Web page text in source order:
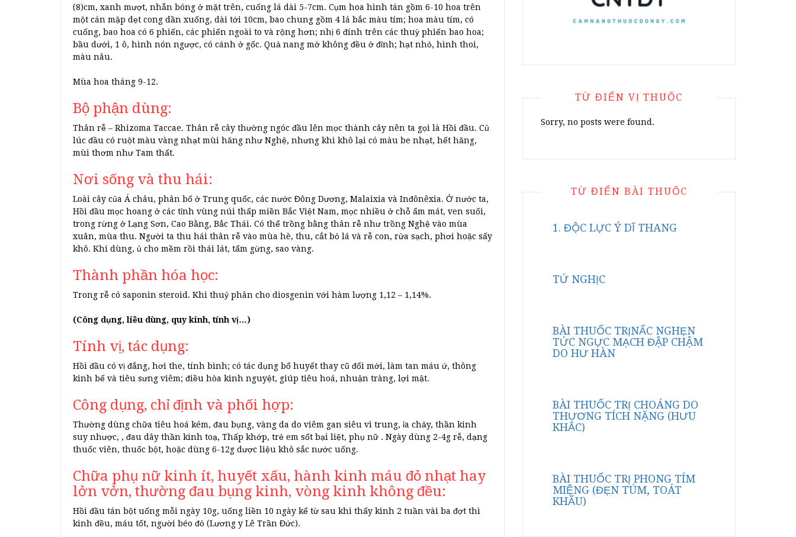
(8)cm, xanh mượt, nhẵn bóng ở mặt trên, cuống lá dài 5-7cm. Cụm hoa hình tán gồm 6-10 hoa trên
một cán mập dẹt cong dần xuống, dài tới 10cm, bao chung gồm 4 lá bắc màu tím; hoa màu tím, có
cuống, bao hoa có 6 phiến, các phiến ngoài to và rộng hơn; nhị 6 đính trên các thuỳ phiến bao hoa;
bầu dưới, 1 ô, hình nón ngược, có cánh ở gốc. Quả nang mở không đều ở đỉnh; hạt nhỏ, hình thoi,
màu nâu.
Mùa hoa tháng 9-12.
Bộ phận dùng:
Thân rễ – Rhizoma Taccae. Thân rễ cây thường ngóc đầu lên mọc thành cây nên ta gọi là Hồi đầu. Củ
lúc đầu có ruột màu vàng nhạt mùi hăng như Nghệ, nhưng khi khô lại có màu be nhạt, hết hăng,
mùi thơm như Tam thất.
Nơi sống và thu hái:
Loài cây của Á châu, phân bố ở Trung quốc, các nước Đông Dương, Malaixia và Inđônêxia. Ở nước ta,
Hồi đầu mọc hoang ở các tỉnh vùng núi thấp miền Bắc Việt Nam, mọc nhiều ở chỗ ẩm mát, ven suối,
trong rừng ở Lạng Sơn, Cao Bằng, Bắc Thái. Có thể trồng bằng thân rễ như trồng Nghệ vào mùa
xuân, mùa thu. Người ta thu hái thân rễ vào mùa hè, thu, cắt bỏ lá và rễ con, rửa sạch, phơi hoặc sấy
khô. Khi dùng, ủ cho mềm rồi thái lát, tẩm gừng, sao vàng.
Thành phần hóa học:
Trong rễ có saponin steroid. Khi thuỷ phân cho diosgenin với hàm lượng 1,12 – 1,14%.
(Công dụng, liều dùng, quy kinh, tính vị…)
Tính vị, tác dụng:
Hồi đầu có vị đắng, hơi the, tính bình; có tác dụng bổ huyết thay cũ đổi mới, làm tan máu ứ, thông
kinh bế và tiêu sưng viêm; điều hòa kinh nguyệt, giúp tiêu hoá, nhuận tràng, lợi mật.
Công dụng, chỉ định và phối hợp:
Thường dùng chữa tiêu hoá kém, đau bụng, vàng da do viêm gan siêu vi trung, ỉa chảy, thần kinh
suy nhược, , đau dây thần kinh toạ, Thấp khớp, trẻ em sốt bại liệt, phụ nữ . Ngày dùng 2-4g rễ, dạng
thuốc viên, thuốc bột, hoặc dùng 6-12g dược liệu khô sắc nước uống.
Chữa phụ nữ kinh ít, huyết xấu, hành kinh máu đỏ nhạt hay
lởn vởn, thường đau bụng kinh, vòng kinh không đều:
Hồi đầu tán bột uống mỗi ngày 10g, uống liền 10 ngày kể từ sau khi thấy kinh 2 tuần vài ba đợt thì
kinh đều, máu tốt, người béo đỏ (Lương y Lê Trần Đức).
TỪ ĐIỂN VỊ THUỐC
Sorry, no posts were found.
TỪ ĐIỂN BÀI THUỐC
1. ĐỘC LỰC Ý DĨ THANG
TỨ NGHỊC
BÀI THUỐC TRỊNẤC NGHẸN
TỨC NGỰC MẠCH ĐẬP CHẬM
DO HƯ HÀN
BÀI THUỐC TRỊ CHOÁNG DO
THƯƠNG TÍCH NẶNG (HƯU
KHẮC)
BÀI THUỐC TRỊ PHONG TÍM
MIỆNG (ĐẸN TÚM, TOÁT
KHẨU)